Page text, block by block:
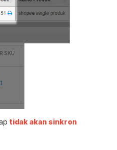
tidak akan sinkron